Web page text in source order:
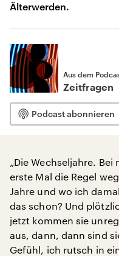
Älterwerden.
Aus dem
Zeitfragen
Podcast abonnieren
„Die Wechseljahre.
erste Mal die Regel
Jahre und wo ich
das schon? Und
jetzt kommen sie
aus, dann, dann sind
Gefühl, ich rutsch in